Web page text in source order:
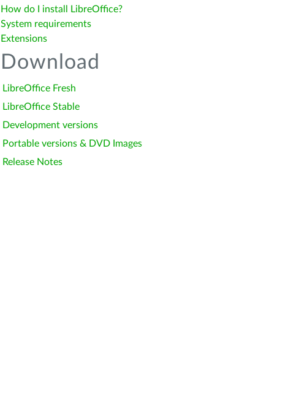
How do I install LibreOffice?
System requirements
Extensions
Download
LibreOffice Fresh
LibreOffice Stable
Development versions
Portable versions & DVD Images
Release Notes